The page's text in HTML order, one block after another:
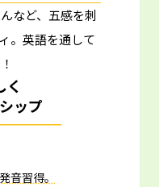
など、五感を刺
。 英語を通して
く
ップ
音習得。